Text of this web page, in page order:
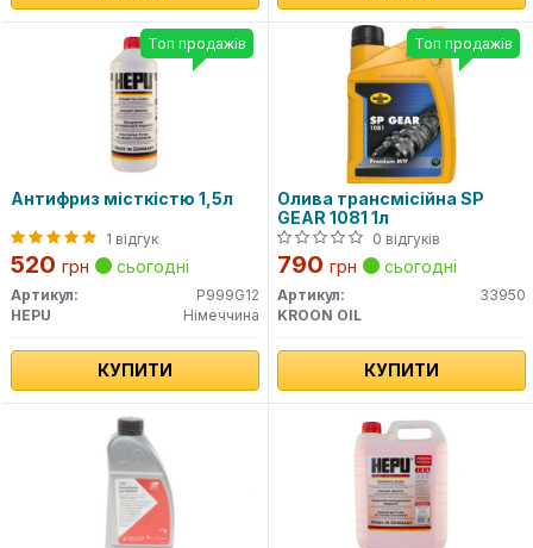
Антифриз місткістю 1,5л
1 відгук
520 грн сьогодні
Артикул:
P999G12
HEPU
Німеччина
КУПИТИ
Топ продажів
Олива трансмісійна SP
GEAR 1081 1л
0 відгуків
790 грн сьогодні
Артикул:
33950
KROON OIL
КУПИТИ
Топ продажів